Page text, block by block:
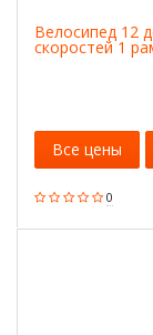
Велосипед 12
скоростей 1
0
Все цены